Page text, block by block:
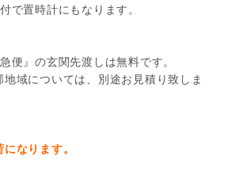
で置時計にもなります。
便』の玄関先渡しは無料です。
域については、別途お見積り致しま
なります。